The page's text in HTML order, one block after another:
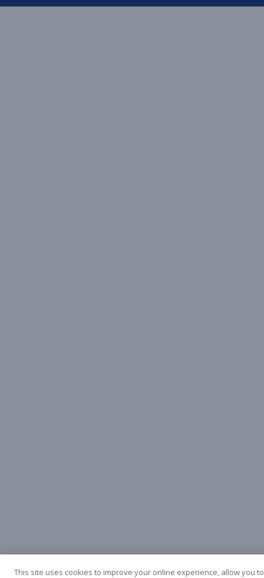
Italian
Spanish
This site uses cookies to improve your online experience, allow you to